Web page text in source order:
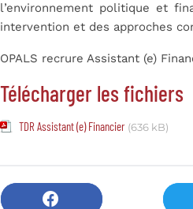
l’environnement politique et
intervention et des approches
OPALS recrure Assistant (e)
Télécharger les fichiers
TDR Assistant (e) Financier (636 kB)